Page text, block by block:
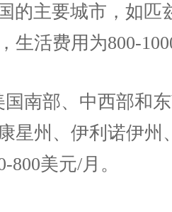
的主要城市，如匹
生活费用为800-
国南部、中西部和
星州、伊利诺伊州
800美元/月。